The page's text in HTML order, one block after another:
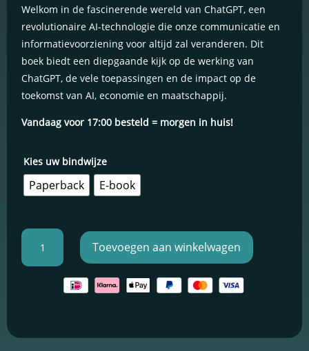
opklant
waardering
tot
€15,95
Welkom in de fascinerende wereld van ChatGPT, een
revolutionaire AI-technologie die onze communicatie en
informatievoorziening voor altijd zal veranderen. Dit
boek biedt een diepgaande kijk op de werking van
ChatGPT, de vele toepassingen en de impact op de
toekomst van AI, economie en maatschappij.
Vandaag voor 17:00 besteld = morgen in huis!
Kies uw bindwijze
Paperback E-book
Hoe
maak
je
Toevoegen aan winkelwagen
marketingcookies
in
Deze cookies
om de effectiviteit
te houden om een
advertenties weer
te geven die
aansluiten bij je
Schakel
functionele
cookies in
Deze cookies